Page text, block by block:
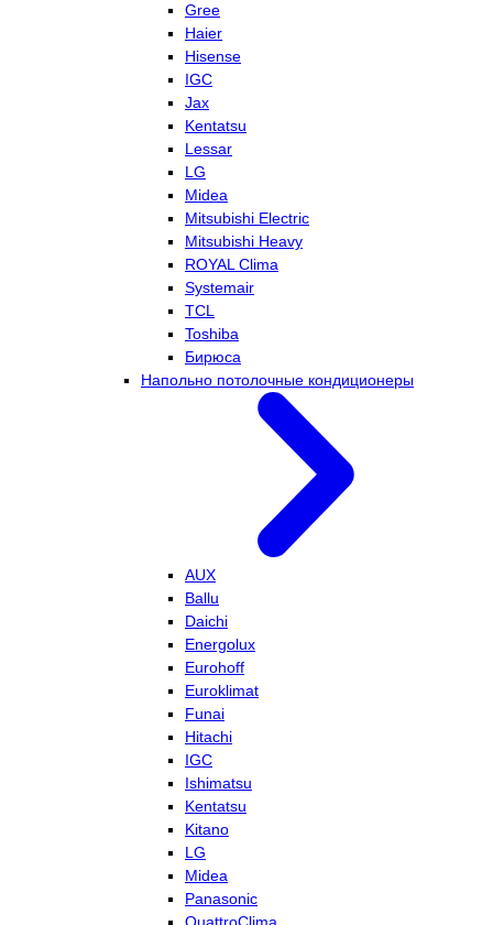
Gree
Haier
Hisense
IGC
Jax
Kentatsu
Lessar
LG
Midea
Mitsubishi Electric
Mitsubishi Heavy
ROYAL Clima
Systemair
TCL
Toshiba
Бирюса
Напольно потолочные кондиционеры
AUX
Ballu
Daichi
Energolux
Eurohoff
Euroklimat
Funai
Hitachi
IGC
Ishimatsu
Kentatsu
Kitano
LG
Midea
Panasonic